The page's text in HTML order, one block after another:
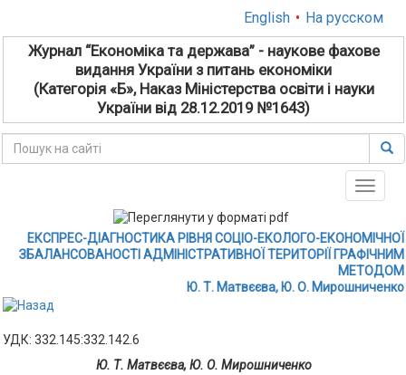
English • На русском
Журнал “Економіка та держава” - наукове фахове
видання України з питань економіки
(Категорія «Б», Наказ Міністерства освіти і науки
України від 28.12.2019 №1643)
Toggle
ЕКСПРЕС-ДІАГНОСТИКА РІВНЯ СОЦІО-ЕКОЛОГО-ЕКОНОМІЧНОЇ
ЗБАЛАНСОВАНОСТІ АДМІНІСТРАТИВНОЇ ТЕРИТОРІЇ ГРАФІЧНИМ
МЕТОДОМ
Ю. Т. Матвєєва, Ю. О. Мирошниченко
УДК: 332.145:332.142.6
Ю. Т. Матвєєва, Ю. О. Мирошниченко